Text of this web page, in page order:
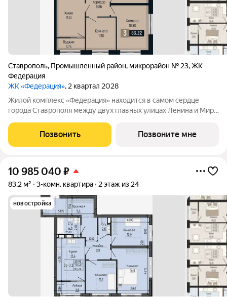
Ставрополь, Промышленный район, микрорайон № 23,ЖК
Федерация
ЖК «Федерация», 2 квартал 2028
Жилой комплекс «Федерация» находится в самом сердце
города Ставрополя между двух главных улицах Ленина и Мира,
Доваторцев. Зеленый двор способен придать новый уровень
качеству жизни, а его хозяину
Позвонить Позвоните мне
10 985 040 ₽
83,2 м² 3-комн. квартира 2 этаж из 24
новостройка